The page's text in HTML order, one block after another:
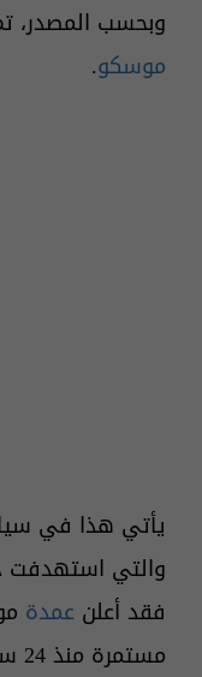
وبحسب المصدر، تم
موسكو.
يأتي هذا في
والتي استهدفت
فقد أعلن عمدة
مستمرة منذ 24 ساعة، وألحقت إحداها أضرارا بمنشأة تابعة لمصفاة نفط موسكو دون وقوع إصابات.